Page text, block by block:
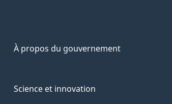
À propos du gouvernement
Science et innovation